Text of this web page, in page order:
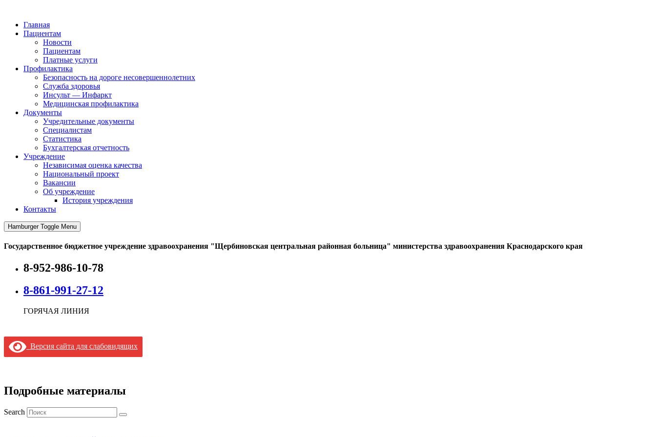
Главная
Пациентам
Новости
Пациентам
Платные услуги
Профилактика
Безопасность на дороге несовершеннолетних
Служба здоровья
Инсульт — Инфаркт
Медицинская профилактика
Документы
Учредительные документы
Специалистам
Статистика
Бухгалтерская отчетность
Учреждение
Независимая оценка качества
Национальный проект
Вакансии
Об учреждение
История учреждения
Контакты
Hamburger Toggle Menu
Государственное бюджетное учреждение здравоохранения "Щербиновская центральная районная больница" министерства здравоохранения Краснодарского края
8-952-986-10-78
8-861-991-27-12
ГОРЯЧАЯ ЛИНИЯ
Версия сайта для слабовидящих
Подробные материалы
Search